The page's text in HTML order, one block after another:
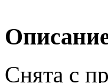
Снята с